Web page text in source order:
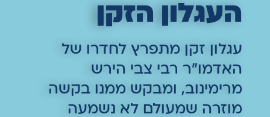
העגלון הזקן
עגלון זקן מתפרץ לחדרו של
האדמו"ר רבי צבי הירש
מרימינוב, ומבקש ממנו בקשה
מוזרה שמעולם לא נשמעה